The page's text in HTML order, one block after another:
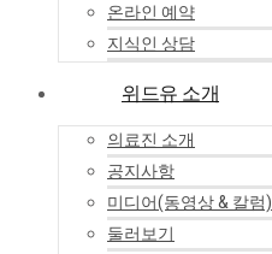
온라인 예약
지식인 상담
위드유 소개
의료진 소개
공지사항
미디어(동영상 & 칼럼)
둘러보기